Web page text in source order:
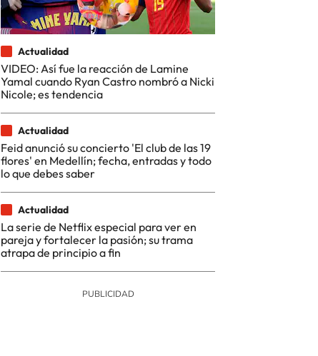
Actualidad
VIDEO: Así fue la reacción de Lamine
Yamal cuando Ryan Castro nombró a Nicki
Nicole; es tendencia
Actualidad
Feid anunció su concierto 'El club de las 19
flores' en Medellín; fecha, entradas y todo
lo que debes saber
Actualidad
La serie de Netflix especial para ver en
pareja y fortalecer la pasión; su trama
atrapa de principio a fin